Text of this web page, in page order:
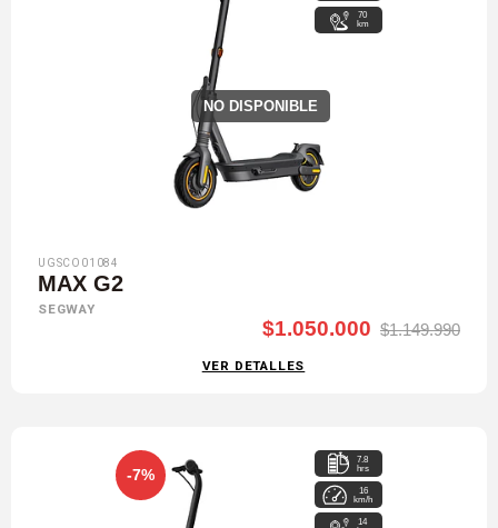
NO DISPONIBLE
70
km
UGSCO01084
MAX G2
SEGWAY
$1.050.000 $1.149.990
VER DETALLES
-7%
7.8
hrs
16
km/h
14